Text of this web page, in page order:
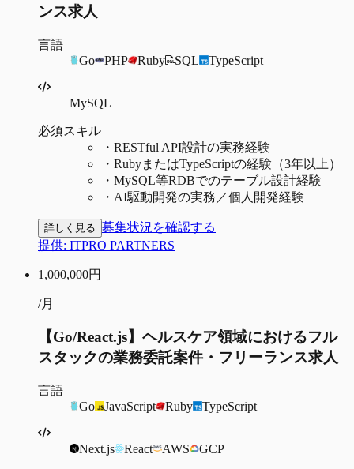
ンス求人
言語
Go
PHP Ruby SQL TypeScript
MySQL
必須スキル
・ RESTful API設計の実務経験
・ RubyまたはTypeScriptの経験（3年以上）
・ MySQL等RDBでのテーブル設計経験
・ AI駆動開発の実務／個人開発経験
詳しく見る 募集状況を確認する
提供: ITPRO PARTNERS
1,000,000円
/月
【Go/React.js】ヘルスケア領域におけるフル
スタックの業務委託案件・フリーランス求人
言語
Go
JavaScript Ruby TypeScript
Next.js React AWS GCP